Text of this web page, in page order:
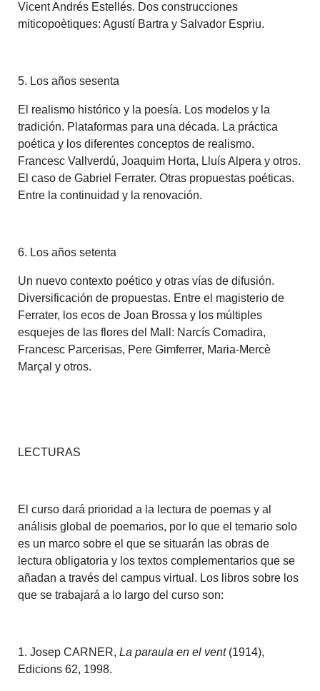
Vicent Andrés Estellés. Dos construcciones
miticopoètiques: Agustí Bartra y Salvador Espriu.
5. Los años sesenta
El realismo histórico y la poesía. Los modelos y la
tradición. Plataformas para una década. La práctica
poética y los diferentes conceptos de realismo.
Francesc Vallverdú, Joaquim Horta, Lluís Alpera y otros.
El caso de Gabriel Ferrater. Otras propuestas poéticas.
Entre la continuidad y la renovación.
6. Los años setenta
Un nuevo contexto poético y otras vías de difusión.
Diversificación de propuestas. Entre el magisterio de
Ferrater, los ecos de Joan Brossa y los múltiples
esquejes de las flores del Mall: Narcís Comadira,
Francesc Parcerisas, Pere Gimferrer, Maria-Mercè
Marçal y otros.
LECTURAS
El curso dará prioridad a la lectura de poemas y al
análisis global de poemarios, por lo que el temario solo
es un marco sobre el que se situarán las obras de
lectura obligatoria y los textos complementarios que se
añadan a través del campus virtual. Los libros sobre los
que se trabajará a lo largo del curso son:
1. Josep CARNER,La paraula en el vent(1914),
Edicions 62, 1998.